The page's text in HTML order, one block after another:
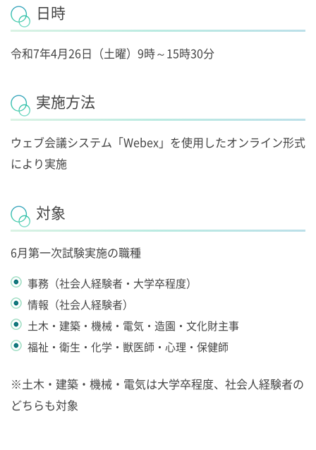
日時
令和7年4月26日（土曜）9時～15時30分
実施方法
ウェブ会議システム「Webex」を使用したオンライン形式
により実施
対象
6月第一次試験実施の職種
事務（社会人経験者・大学卒程度）
情報（社会人経験者）
土木・建築・機械・電気・造園・文化財主事
福祉・衛生・化学・獣医師・心理・保健師
※土木・建築・機械・電気は大学卒程度、社会人経験者の
どちらも対象